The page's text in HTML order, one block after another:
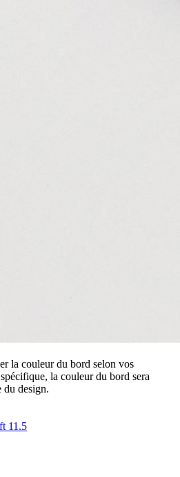
la couleur du bord selon vos
la couleur du bord sera
du design.
11.5